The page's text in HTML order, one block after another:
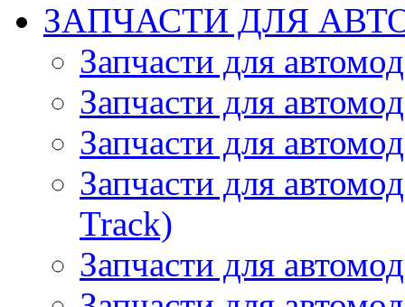
ЗАПЧАСТИ ДЛЯ
Запчасти для
Запчасти для
Запчасти для
Запчасти для
Track)
Запчасти для